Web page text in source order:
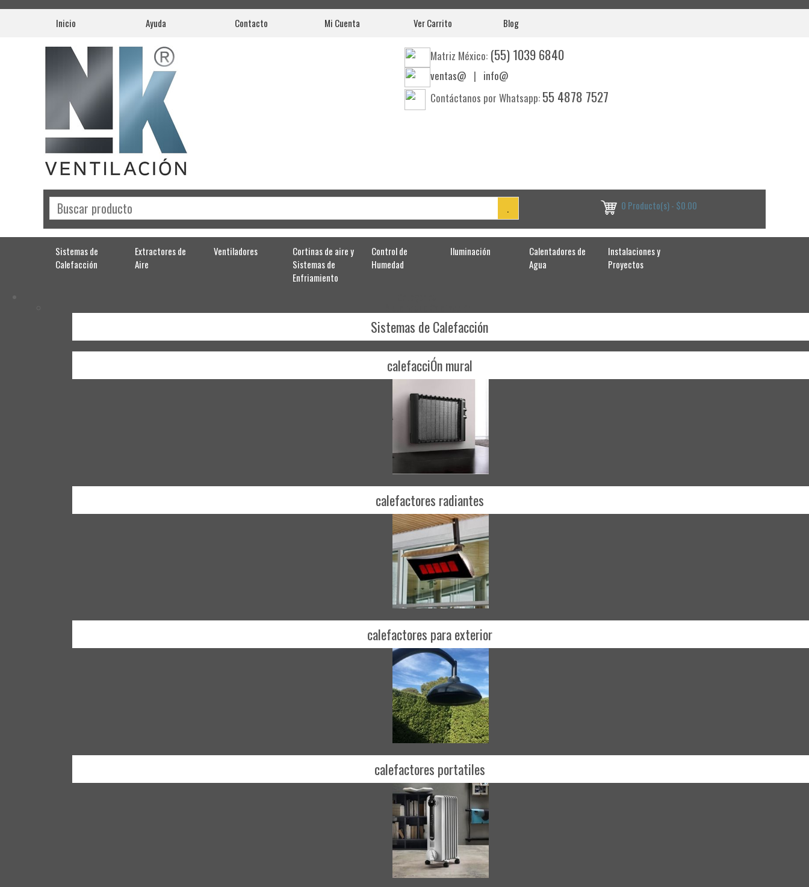
Inicio Ayuda Contacto Mi Cuenta Ver Carrito Blog
Matriz México: (55) 1039 6840
ventas@ | info@
Contáctanos por Whatsapp: 55 4878 7527
0 Producto(s) - $0.00
Sistemas de
Calefacción
Extractores de
Aire
Ventiladores
Cortinas de aire y
Sistemas de
Enfriamiento
Control de
Humedad
Iluminación
Calentadores de
Agua
Instalaciones y
Proyectos
Sistemas de Calefacción
calefacciÓn mural
calefactores radiantes
calefactores para exterior
calefactores portatiles